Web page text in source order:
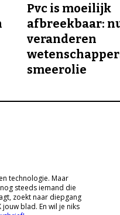
Pvc is moeilijk
afbreekbaar:
veranderen
smeerolie
technologie. Maar
steeds iemand die
zoekt naar diepgang
blad. En wil je niks